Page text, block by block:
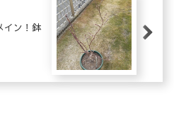
イン！鉢